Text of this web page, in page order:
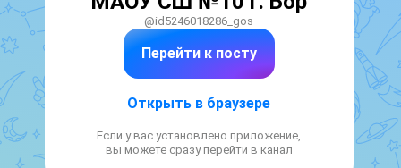
@id5246018286_gos
Перейти к посту
Открыть в браузере
Если у вас установлено приложение,
вы можете сразу перейти в канал